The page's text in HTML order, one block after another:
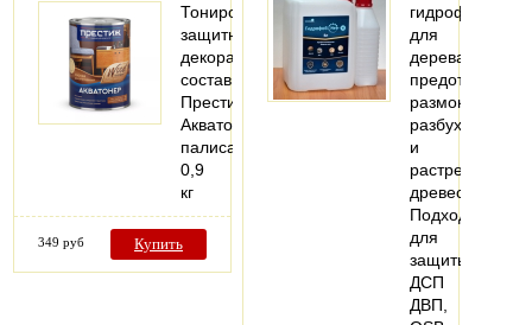
Тонированный
защитно-
декоративный
состав
Престиж
Акватонер,
палисандр,
0,9
кг
349 руб Купить
для
дерева,
предотвращает
размокание,
разбухание
и
древесины.
Подходит
для
защиты
ДСП
ДВП,